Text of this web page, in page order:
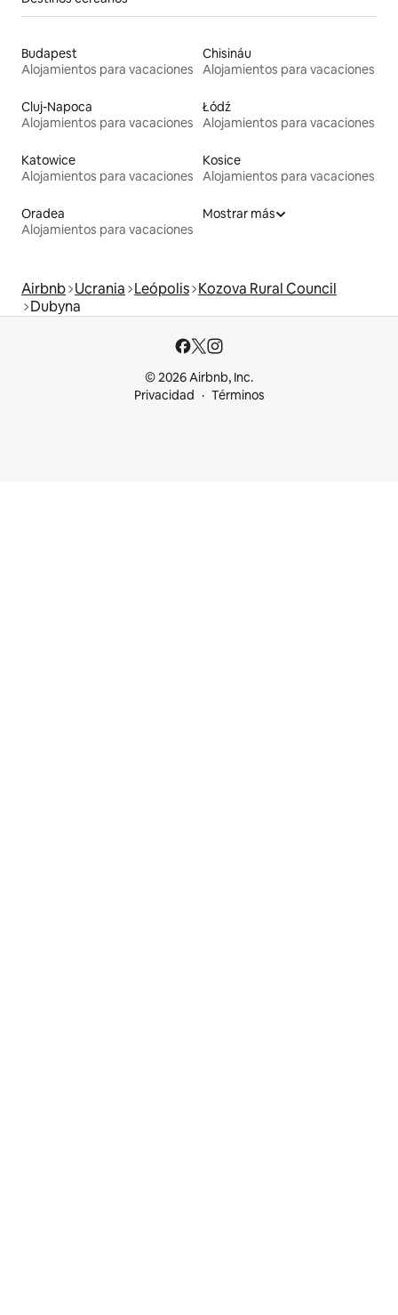
Budapest
Alojamientos para vacaciones
Chisináu
Alojamientos para vacaciones
Cluj-Napoca
Alojamientos para vacaciones
Łódź
Alojamientos para vacaciones
Katowice
Alojamientos para vacaciones
Kosice
Alojamientos para vacaciones
Oradea
Alojamientos para vacaciones
Mostrar más
Airbnb Ucrania Leópolis Kozova Rural Council
Dubyna
© 2026 Airbnb, Inc.
Privacidad
Términos